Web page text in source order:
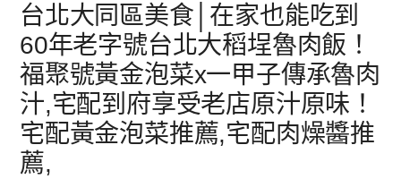
台北大同區美食│在家也能吃到
60年老字號台北大稻埕魯肉飯！
福聚號黃金泡菜x一甲子傳承魯肉
汁,宅配到府享受老店原汁原味！
宅配黃金泡菜推薦,宅配肉燥醬推
薦,